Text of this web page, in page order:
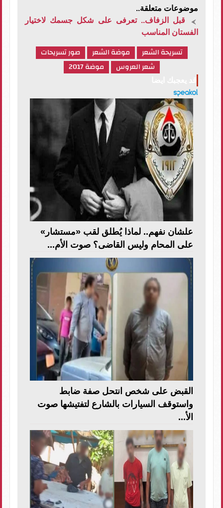
موضوعات متعلقة..
قبل الزفاف.. تعرفى على شكل جسمك لاختيار
الفستان المناسب
تسريحة الشعر موضة الشعر
صور تسريحات
شعر العروس
موضة 2017
علشان نفهم.. لماذا يُطلق لقب «مستشار»
على المحام وليس القاضى؟ صوت الأم...
القبض على شخص انتحل صفة ضابط
واستوقف السيارات بالشارع لتفتيشها صوت
الأ...